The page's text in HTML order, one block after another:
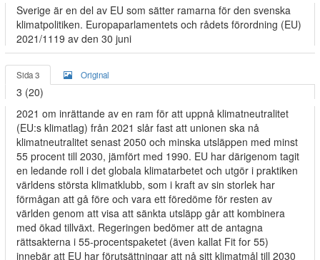
Sverige är en del av EU som sätter ramarna för den svenska
klimatpolitiken. Europaparlamentets och rådets förordning (EU)
2021/1119 av den 30 juni
Sida 3 Original
3 (20)
2021 om inrättande av en ram för att uppnå klimatneutralitet
(EU:s klimatlag) från 2021 slår fast att unionen ska nå
klimatneutralitet senast 2050 och minska utsläppen med minst
55 procent till 2030, jämfört med 1990. EU har därigenom tagit
en ledande roll i det globala klimatarbetet och utgör i praktiken
världens största klimatklubb, som i kraft av sin storlek har
förmågan att gå före och vara ett föredöme för resten av
världen genom att visa att sänkta utsläpp går att kombinera
med ökad tillväxt. Regeringen bedömer att de antagna
rättsakterna i 55-procentspaketet (även kallat Fit for 55)
innebär att EU har förutsättningar att nå sitt klimatmål till 2030